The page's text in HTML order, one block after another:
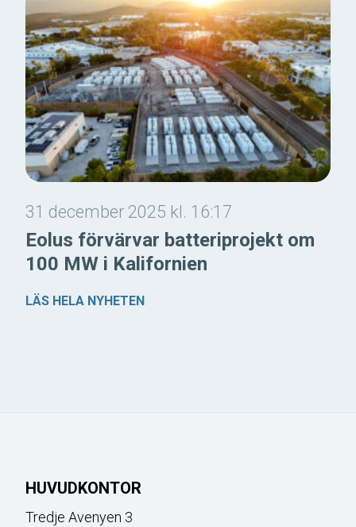
31 december 2025 kl. 16:17
Eolus förvärvar batteriprojekt om
100 MW i Kalifornien
LÄS HELA NYHETEN
HUVUDKONTOR
Tredje Avenyen 3